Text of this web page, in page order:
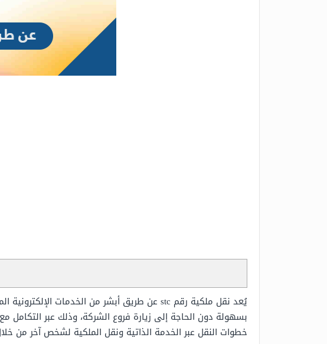
بسهولة دون الحاجة إلى زيارة فروع الشركة، وذلك عبر
خطوات النقل عبر الخدمة الذاتية ونقل الملكية لشخص آخر من